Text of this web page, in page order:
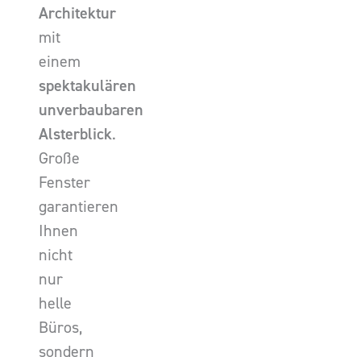
Architektur
mit
einem
spektakulären
unverbaubaren
Alsterblick.
Große
Fenster
garantieren
Ihnen
nicht
nur
helle
Büros,
sondern